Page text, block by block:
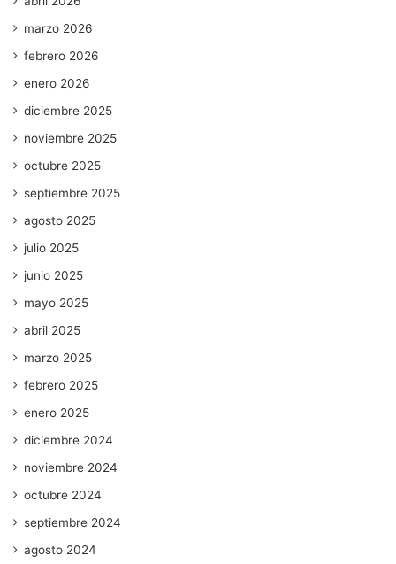
marzo 2026
febrero 2026
enero 2026
diciembre 2025
noviembre 2025
octubre 2025
septiembre 2025
agosto 2025
julio 2025
junio 2025
mayo 2025
abril 2025
marzo 2025
febrero 2025
enero 2025
diciembre 2024
noviembre 2024
octubre 2024
septiembre 2024
agosto 2024